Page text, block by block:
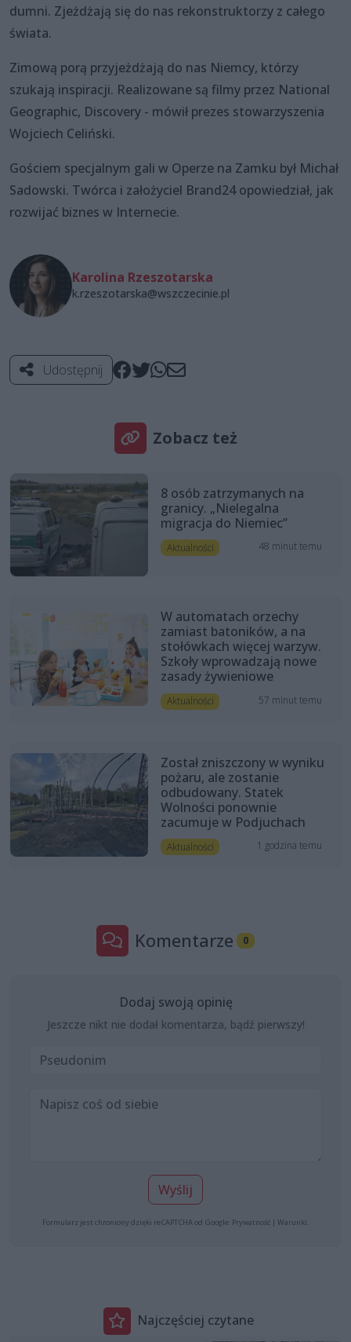
dumni. Zjeżdżają się do nas rekonstruktorzy z całego
świata.
Zimową porą przyjeżdżają do nas Niemcy, którzy
szukają inspiracji. Realizowane są filmy przez National
Geographic, Discovery - mówił prezes stowarzyszenia
Wojciech Celiński.
Gościem specjalnym gali w Operze na Zamku był Michał
Sadowski. Twórca i założyciel Brand24 opowiedział, jak
rozwijać biznes w Internecie.
Karolina Rzeszotarska
k.rzeszotarska@wszczecinie.pl
Udostępnij
Zobacz też
8 osób zatrzymanych na
granicy. „Nielegalna
migracja do Niemiec”
Aktualności 48 minut temu
W automatach orzechy
zamiast batoników, a na
stołówkach więcej warzyw.
Szkoły wprowadzają nowe
zasady żywieniowe
Aktualności 57 minut temu
Został zniszczony w wyniku
pożaru, ale zostanie
odbudowany. Statek
Wolności ponownie
zacumuje w Podjuchach
Aktualności 1 godzina temu
Komentarze 0
Dodaj swoją opinię
Jeszcze nikt nie dodał komentarza, bądź pierwszy!
Wyślij
Formularz jest chroniony dzięki reCAPTCHA od Google: Prywatność | Warunki
Najczęściej czytane